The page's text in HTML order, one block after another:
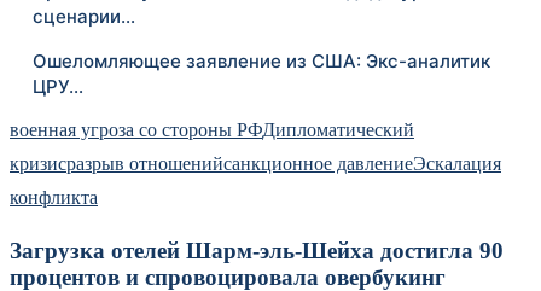
сценарии…
Ошеломляющее заявление из США: Экс-аналитик
ЦРУ…
военная угроза со стороны РФДипломатический
кризисразрыв отношенийсанкционное давлениеЭскалация
конфликта
Загрузка отелей Шарм-эль-Шейха достигла 90
процентов и спровоцировала овербукинг